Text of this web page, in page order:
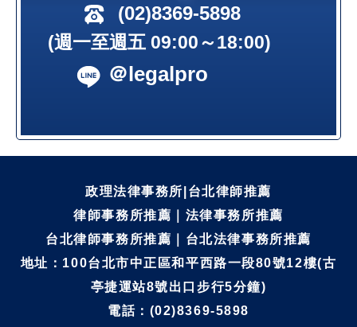
(02)8369-5898
(週一至週五 09:00～18:00)
＠legalpro
政理法律事務所|台北律師推薦
律師事務所推薦｜法律事務所推薦
台北律師事務所推薦｜台北法律事務所推薦
地址：100台北市中正區和平西路一段80號12樓(古
亭捷運站8號出口步行5分鐘)
電話：(02)8369-5898